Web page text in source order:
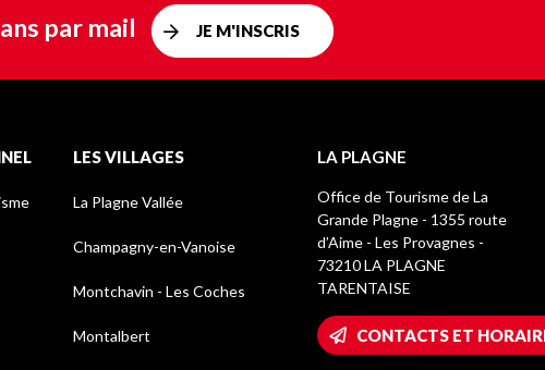
par mail JE M'INSCRIS
LES VILLAGES
La Plagne Vallée
Champagny-en-Vanoise
Montchavin - Les Coches
Montalbert
LA PLAGNE
Office de Tourisme de La
Grande Plagne - 1355 route
d’Aime - Les Provagnes -
73210 LA PLAGNE
TARENTAISE
CONTACTS ET